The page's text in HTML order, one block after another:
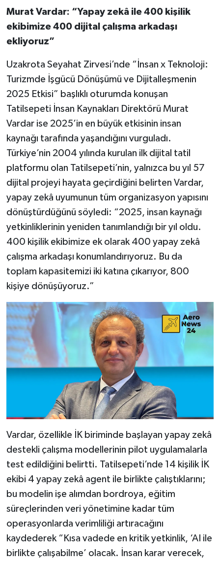
Murat Vardar: “Yapay zekâ ile 400 kişilik
ekibimize 400 dijital çalışma arkadaşı
ekliyoruz”
Uzakrota Seyahat Zirvesi’nde “İnsan x Teknoloji:
Turizmde İşgücü Dönüşümü ve Dijitalleşmenin
2025 Etkisi” başlıklı oturumda konuşan
Tatilsepeti İnsan Kaynakları Direktörü Murat
Vardar ise 2025’in en büyük etkisinin insan
kaynağı tarafında yaşandığını vurguladı.
Türkiye’nin 2004 yılında kurulan ilk dijital tatil
platformu olan Tatilsepeti’nin, yalnızca bu yıl 57
dijital projeyi hayata geçirdiğini belirten Vardar,
yapay zekâ uyumunun tüm organizasyon yapısını
dönüştürdüğünü söyledi: “2025, insan kaynağı
yetkinliklerinin yeniden tanımlandığı bir yıl oldu.
400 kişilik ekibimize ek olarak 400 yapay zekâ
çalışma arkadaşı konumlandırıyoruz. Bu da
toplam kapasitemizi iki katına çıkarıyor, 800
kişiye dönüşüyoruz.”
Vardar, özellikle İK biriminde başlayan yapay zekâ
destekli çalışma modellerinin pilot uygulamalarla
test edildiğini belirtti. Tatilsepeti’nde 14 kişilik İK
ekibi 4 yapay zekâ agent ile birlikte çalıştıklarını;
bu modelin işe alımdan bordroya, eğitim
süreçlerinden veri yönetimine kadar tüm
operasyonlarda verimliliği artıracağını
kaydederek “Kısa vadede en kritik yetkinlik, ‘AI ile
birlikte çalışabilme’ olacak. İnsan karar verecek,